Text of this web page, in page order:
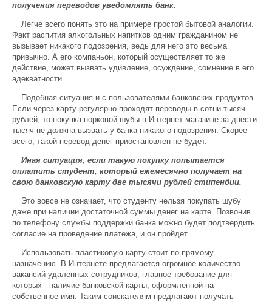
получения переводов уведомлять банк.
Легче всего понять это на примере простой бытовой аналогии.
Факт распития алкогольных напитков одним гражданином не
вызывает никакого подозрения, ведь для него это весьма
привычно. А его компаньон, который осуществляет то же
действие, может вызвать удивление, осуждение, сомнение в его
адекватности.
Подобная ситуация и с пользователями банковских продуктов.
Если через карту регулярно проходят переводы в сотни тысяч
рублей, то покупка норковой шубы в Интернет-магазине за двести
тысяч не должна вызвать у банка никакого подозрения. Скорее
всего, такой перевод денег приостановлен не будет.
Иная ситуация, если такую покупку попытается
оплатить студент, который ежемесячно получает на
свою банковскую карту две тысячи рублей стипендии.
Это вовсе не означает, что студенту нельзя покупать шубу
даже при наличии достаточной суммы денег на карте. Позвонив
по телефону службы поддержки банка можно будет подтвердить
согласие на проведение платежа, и он пройдет.
Использовать пластиковую карту стоит по прямому
назначению. В Интернете предлагается огромное количество
вакансий удаленных сотрудников, главное требование для
которых - наличие банковской карты, оформленной на
собственное имя. Таким соискателям предлагают получать